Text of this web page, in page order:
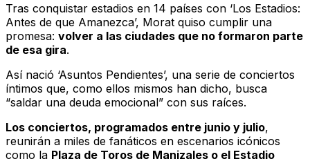
Tras conquistar estadios en 14 países con ‘Los Estadios:
Antes de que Amanezca’, Morat quiso cumplir una
promesa: volver a las ciudades que no formaron parte
de esa gira.
Así nació ‘Asuntos Pendientes’, una serie de conciertos
íntimos que, como ellos mismos han dicho, busca
“saldar una deuda emocional” con sus raíces.
Los conciertos, programados entre junio y julio,
reunirán a miles de fanáticos en escenarios icónicos
como la Plaza de Toros de Manizales o el Estadio